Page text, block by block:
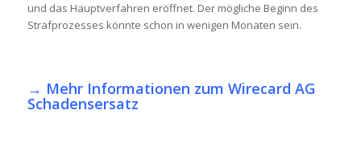
und das Hauptverfahren eröffnet. Der mögliche Beginn des
Strafprozesses könnte schon in wenigen Monaten sein.
→ Mehr Informationen zum Wirecard AG
Schadensersatz